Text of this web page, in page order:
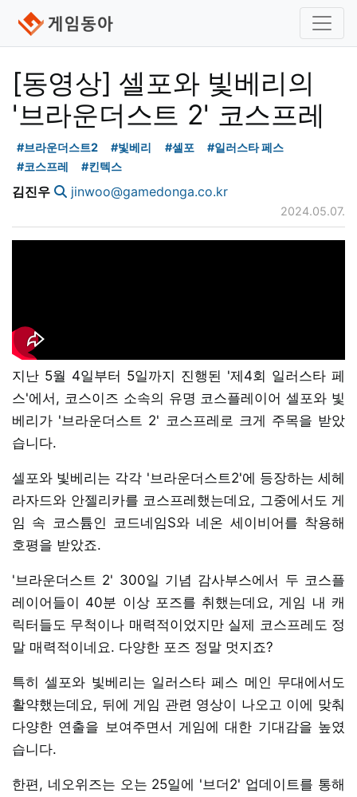
[동영상] 셀포와 빛베리의
'브라운더스트 2' 코스프레
#브라운더스트2 #빛베리 #셀포
#일러스타 페스
#코스프레
#킨텍스
김진우 jinwoo@gamedonga.co.kr
2024.05.07.
지난 5월 4일부터 5일까지 진행된 '제4회 일러스타 페
스'에서, 코스이즈 소속의 유명 코스플레이어 셀포와 빛
베리가 '브라운더스트 2' 코스프레로 크게 주목을 받았
습니다.
셀포와 빛베리는 각각 '브라운더스트2'에 등장하는 세헤
라자드와 안젤리카를 코스프레했는데요, 그중에서도 게
임 속 코스튬인 코드네임S와 네온 세이비어를 착용해
호평을 받았죠.
'브라운더스트 2' 300일 기념 감사부스에서 두 코스플
레이어들이 40분 이상 포즈를 취했는데요, 게임 내 캐
릭터들도 무척이나 매력적이었지만 실제 코스프레도 정
말 매력적이네요. 다양한 포즈 정말 멋지죠?
특히 셀포와 빛베리는 일러스타 페스 메인 무대에서도
활약했는데요, 뒤에 게임 관련 영상이 나오고 이에 맞춰
다양한 연출을 보여주면서 게임에 대한 기대감을 높였
습니다.
한편, 네오위즈는 오는 25일에 '브더2' 업데이트를 통해